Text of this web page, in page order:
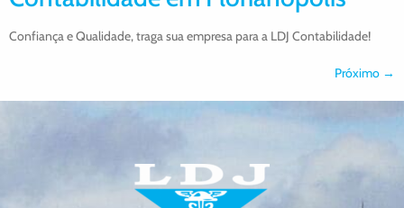
Confiança e Qualidade, traga sua empresa para a LDJ Contabilidade!
Próximo →